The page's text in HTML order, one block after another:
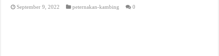
September 9, 2022 peternakan-kambing 0